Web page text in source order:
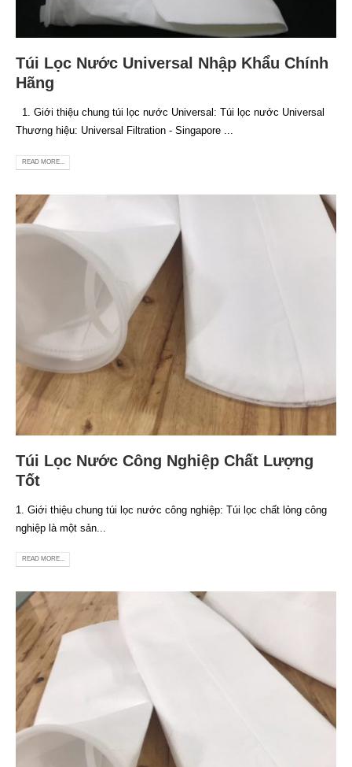
Túi Lọc Nước Universal Nhập Khẩu Chính
Hãng
1. Giới thiệu chung túi lọc nước Universal: Túi lọc nước Universal
Thương hiệu: Universal Filtration - Singapore ...
READ MORE...
Túi Lọc Nước Công Nghiệp Chất Lượng
Tốt
1. Giới thiệu chung túi lọc nước công nghiệp: Túi lọc chất lỏng công
nghiệp là một sản...
READ MORE...